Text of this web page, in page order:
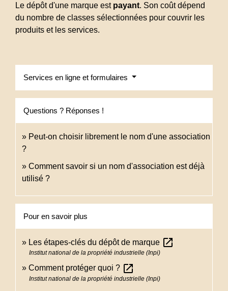
Le dépôt d'une marque estpayant. Son coût dépend
du nombre de classes sélectionnées pour couvrir les
produits et les services.
Services en ligne et formulaires
Questions ? Réponses !
Peut-on choisir librement le nom d'une association
?
Comment savoir si un nom d'association est déjà
utilisé ?
Pour en savoir plus
Les étapes-clés du dépôt de marque open_in_new
Institut national de la propriété industrielle (Inpi)
Comment protéger quoi ? open_in_new
Institut national de la propriété industrielle (Inpi)